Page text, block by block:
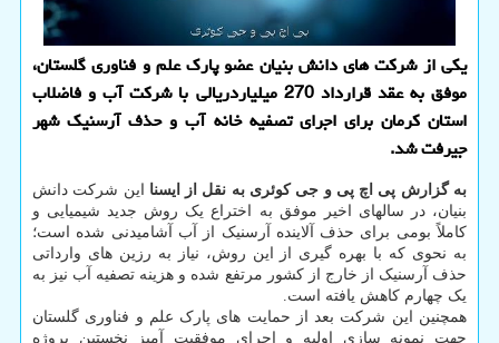
یکی از شرکت های دانش بنیان عضو پارک علم و فناوری گلستان،
موفق به عقد قرارداد 270 میلیاردریالی با شرکت آب و فاضلاب
استان کرمان برای اجرای تصفیه خانه آب و حذف آرسنیک شهر
جیرفت شد.
به گزارش پی اچ پی و جی کوئری به نقل از ایسنا این شرکت دانش
بنیان، در سالهای اخیر موفق به اختراع یک روش جدید شیمیایی و
کاملاً بومی برای حذف آلاینده آرسنیک از آب آشامیدنی شده است؛
به نحوی که با بهره گیری از این روش، نیاز به رزین های وارداتی
حذف آرسنیک از خارج از کشور مرتفع شده و هزینه تصفیه آب نیز به
یک چهارم کاهش یافته است.
همچنین این شرکت بعد از حمایت های پارک علم و فناوری گلستان
جهت نمونه سازی اولیه و اجرای موفقیت آمیز نخستین پروژه